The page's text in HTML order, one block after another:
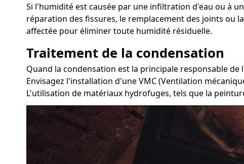
Si l'humidité est causée par une infiltration d'eau ou à
réparation des fissures, le remplacement des joints ou
affectée pour éliminer toute humidité résiduelle.
Traitement de la condensation
Quand la condensation est la principale responsable
Envisagez l'installation d'une VMC (Ventilation
L'utilisation de matériaux hydrofuges, tels que la